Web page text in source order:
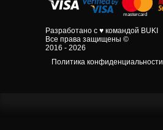
Разработано с ♥ командой BUKI
Все права защищены ©
2016 - 2026
Политика конфиденциальности